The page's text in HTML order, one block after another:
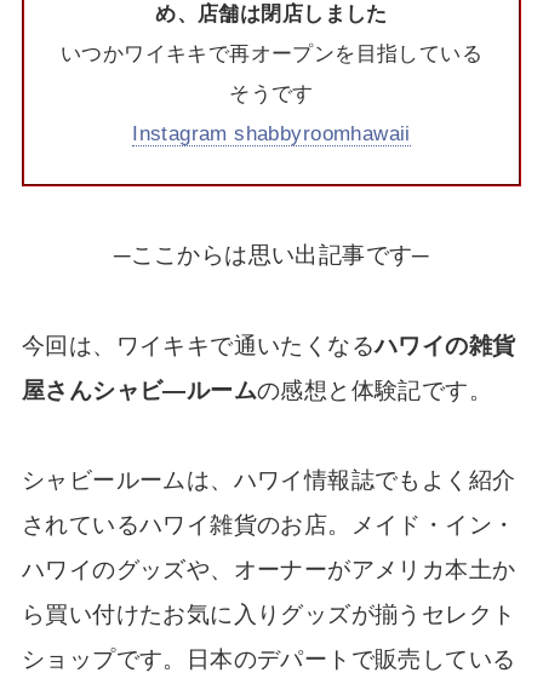
め、店舗は閉店しました
いつかワイキキで再オープンを目指している
そうです
Instagram shabbyroomhawaii
─ここからは思い出記事です─
今回は、ワイキキで通いたくなるハワイの雑貨
屋さんシャビ―ルームの感想と体験記です。
シャビールームは、ハワイ情報誌でもよく紹介
されているハワイ雑貨のお店。メイド・イン・
ハワイのグッズや、オーナーがアメリカ本土か
ら買い付けたお気に入りグッズが揃うセレクト
ショップです。日本のデパートで販売している